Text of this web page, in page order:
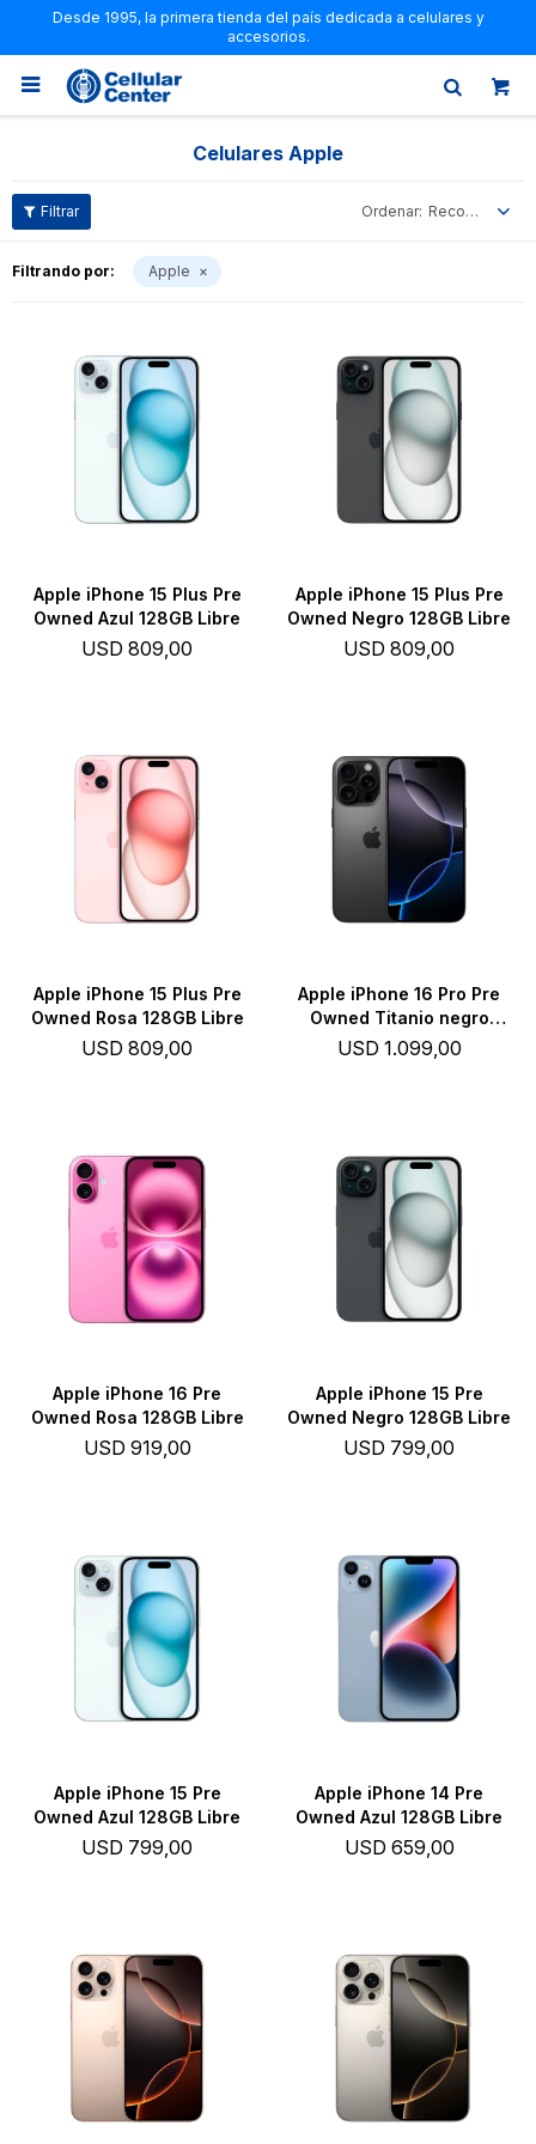
Desde 1995, la primera tienda del país dedicada a celulares y
accesorios.

Celulares Apple
Recomendados
Filtrando por: Apple
Apple iPhone 15 Plus Pre
Owned Azul 128GB Libre
USD 809,00
Apple iPhone 15 Plus Pre
Owned Negro 128GB Libre
USD 809,00
Apple iPhone 15 Plus Pre
Owned Rosa 128GB Libre
USD 809,00
Apple iPhone 16 Pro Pre
Owned Titanio negro
128GB Libre
USD 1.099,00
Apple iPhone 16 Pre
Owned Rosa 128GB Libre
USD 919,00
Apple iPhone 15 Pre
Owned Negro 128GB Libre
USD 799,00
Apple iPhone 15 Pre
Owned Azul 128GB Libre
USD 799,00
Apple iPhone 14 Pre
Owned Azul 128GB Libre
USD 659,00